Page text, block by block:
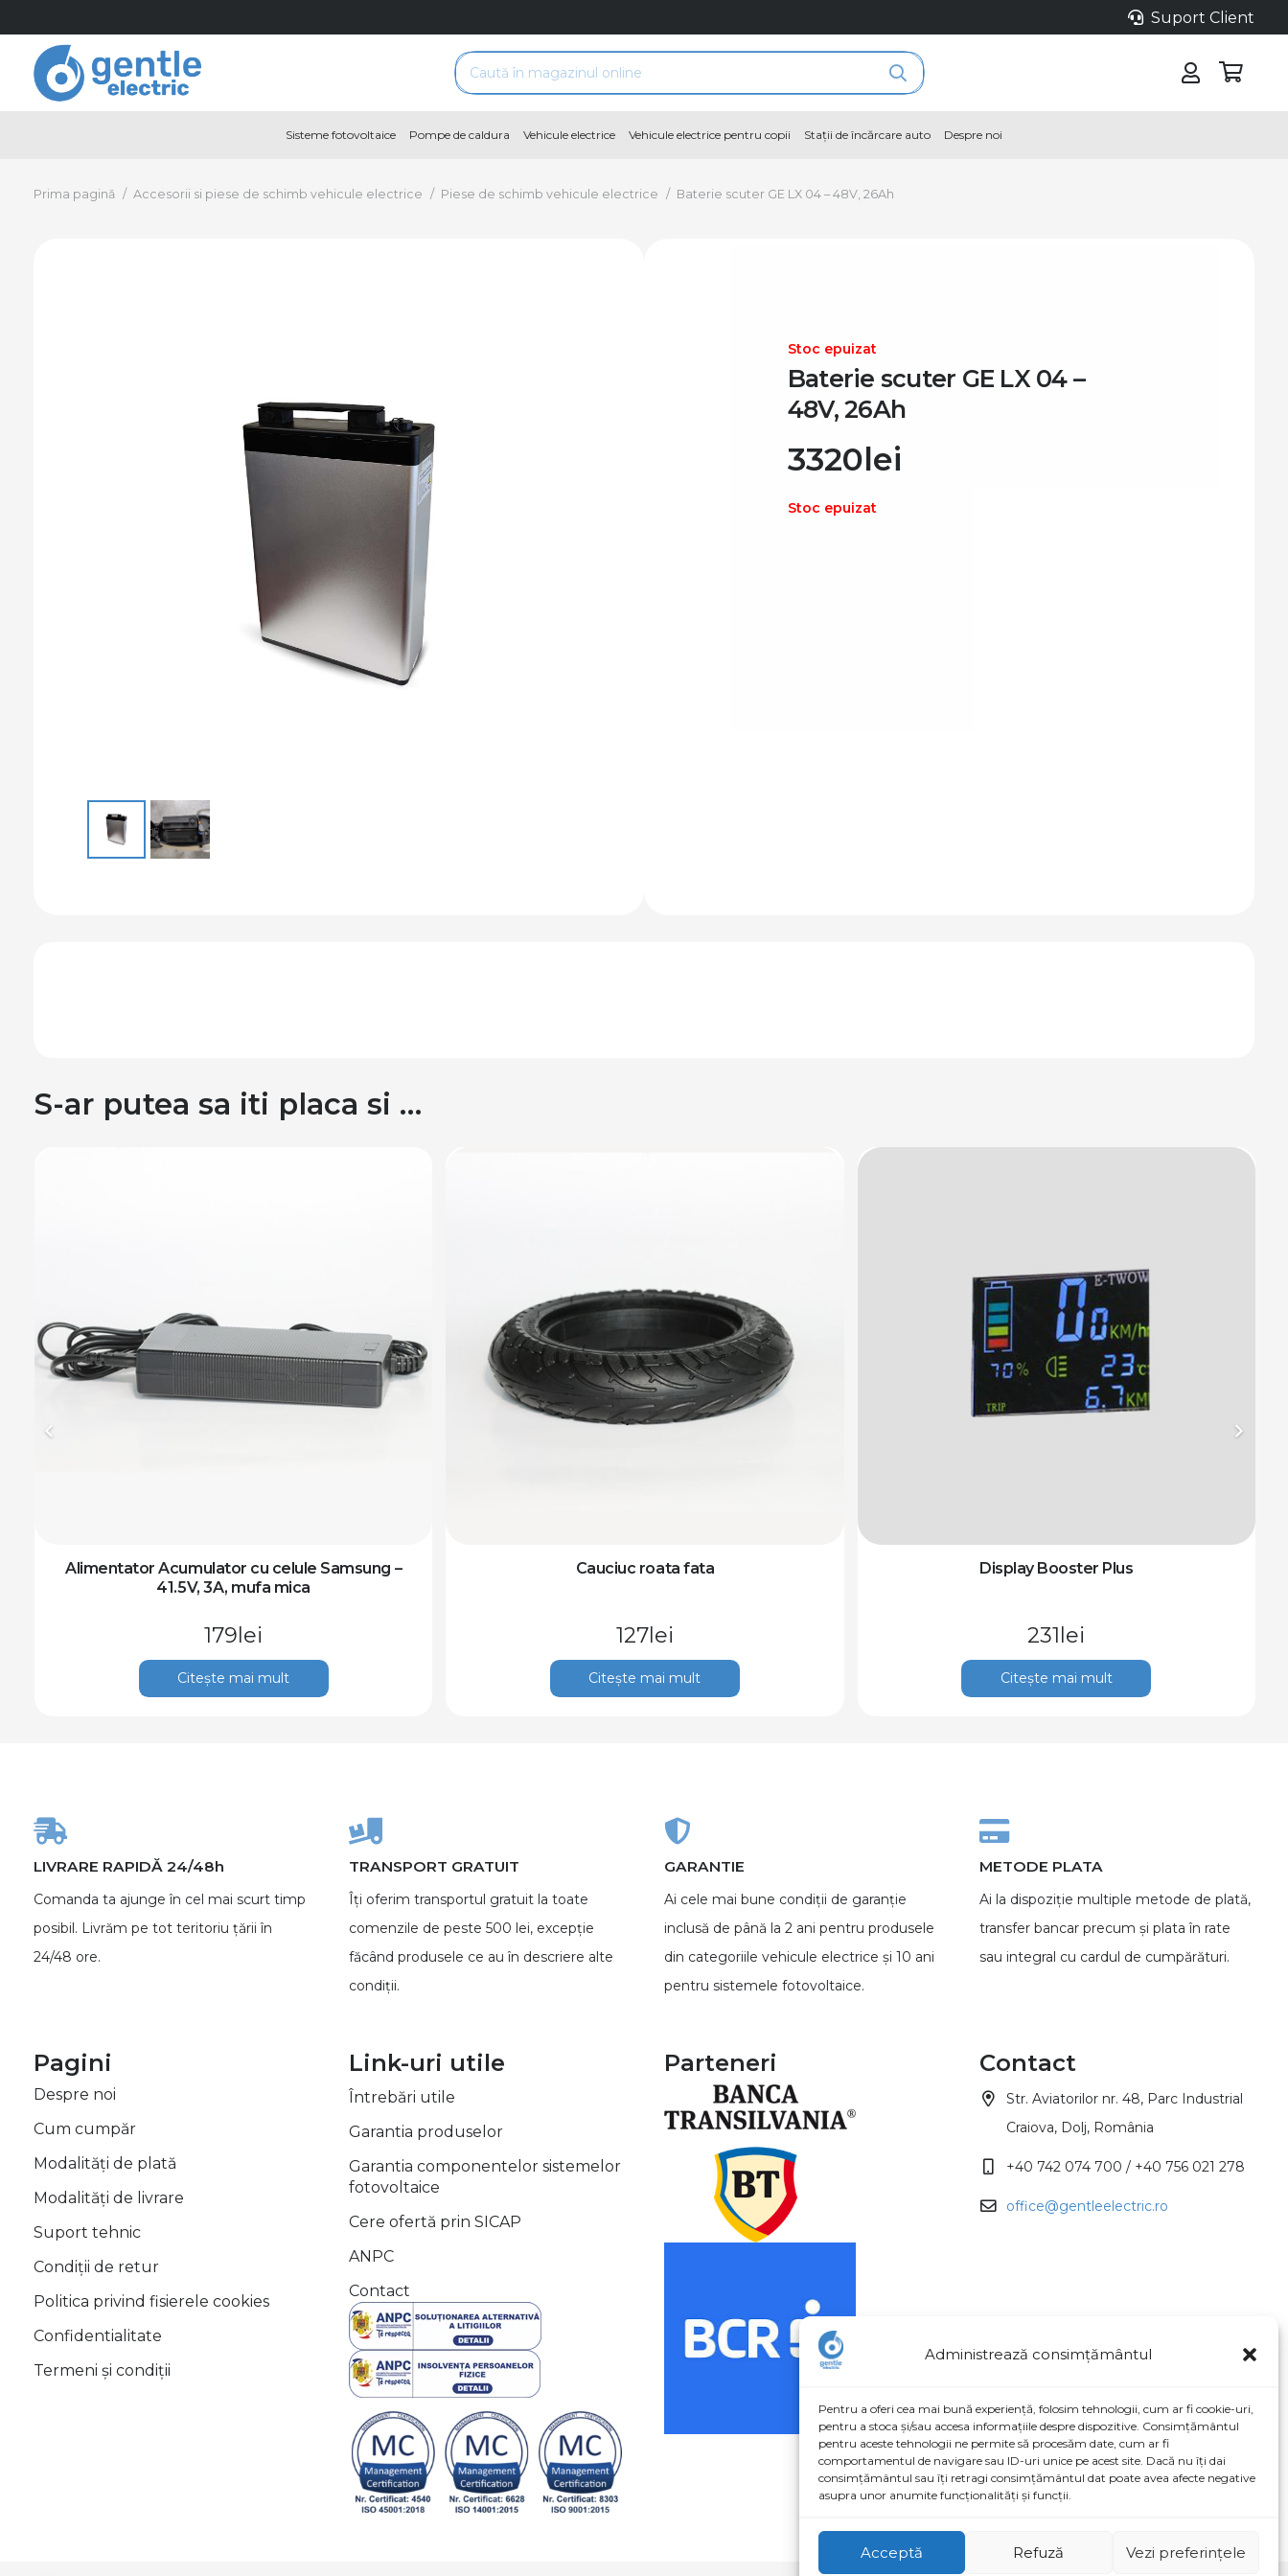
Administrează consimțământul
Pentru a oferi cea mai bună experiență, folosim tehnologii, cum ar fi cookie-uri,
pentru a stoca și/sau accesa informațiile despre dispozitive. Consimțământul
pentru aceste tehnologii ne permite să procesăm date, cum ar fi
comportamentul de navigare sau ID-uri unice pe acest site. Dacă nu îți dai
consimțământul sau îți retragi consimțământul dat poate avea afecte negative
asupra unor anumite funcționalități și funcții.
Acceptă Refuză Vezi preferințele
Suport Client
Sisteme fotovoltaice Pompe de caldura Vehicule electrice Vehicule electrice pentru copii Stații de încărcare auto Despre noi
Prima pagină / Accesorii si piese de schimb vehicule electrice / Piese de schimb vehicule electrice / Baterie scuter GE LX 04 – 48V, 26Ah
Stoc epuizat
Baterie scuter GE LX 04 –
48V, 26Ah
3320lei
Stoc epuizat
S-ar putea sa iti placa si …
Alimentator Acumulator cu celule Samsung –
41.5V, 3A, mufa mica
179 lei
Citește mai mult
Cauciuc roata fata
127lei
Citește mai mult
Display Booster Plus
231 lei
Citește mai mult
LIVRARE RAPIDĂ 24/48h
Comanda ta ajunge în cel mai scurt timp
posibil. Livrăm pe tot teritoriu țării în
24/48 ore.
TRANSPORT GRATUIT
Îți oferim transportul gratuit la toate
comenzile de peste 500 lei, excepție
făcând produsele ce au în descriere alte
condiții.
GARANTIE
Ai cele mai bune condiții de garanție
inclusă de până la 2 ani pentru produsele
din categoriile vehicule electrice și 10 ani
pentru sistemele fotovoltaice.
METODE PLATA
Ai la dispoziție multiple metode de plată,
transfer bancar precum și plata în rate
sau integral cu cardul de cumpărături.
Pagini
Despre noi
Cum cumpăr
Modalități de plată
Modalități de livrare
Suport tehnic
Condiții de retur
Politica privind fisierele cookies
Confidentialitate
Termeni și condiții
Link-uri utile
Întrebări utile
Garantia produselor
Garantia componentelor sistemelor
fotovoltaice
Cere ofertă prin SICAP
ANPC
Contact
Parteneri Contact
Str. Aviatorilor nr. 48, Parc Industrial
Craiova, Dolj, România
+40 742 074 700 / +40 756 021 278
office@gentleelectric.ro